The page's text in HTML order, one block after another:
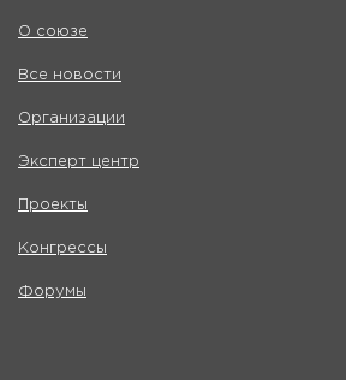
О союзе
Все новости
Организации
Эксперт центр
Проекты
Конгрессы
Форумы